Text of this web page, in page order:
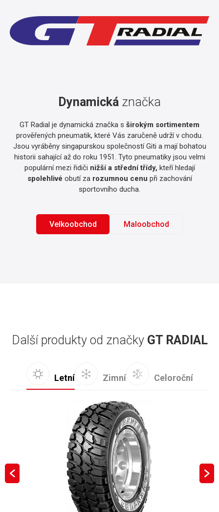
Dynamická značka
GT Radial je dynamická značka s širokým sortimentem
prověřených pneumatik, které Vás zaručeně udrží v chodu.
Jsou vyráběny singapurskou společností Giti a mají bohatou
historii sahající až do roku 1951. Tyto pneumatiky jsou velmi
populární mezi řidiči nižší a střední třídy, kteří hledají
spolehlivé obutí zarozumnou cenu při zachování
sportovního ducha.
Velkoobchod Maloobchod
Další produkty od značky GT RADIAL
Letní Zimní Celoroční